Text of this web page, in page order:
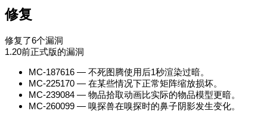
修复
修复了6个漏洞
1.20前正式版的漏洞
MC-187616 — 不死图腾使用后1秒渲染过暗。
MC-225170 — 在某些情况下正常矩阵缩放损坏。
MC-239084 — 物品拾取动画比实际的物品模型更暗。
MC-260099 — 嗅探兽在嗅探时的鼻子阴影发生变化。